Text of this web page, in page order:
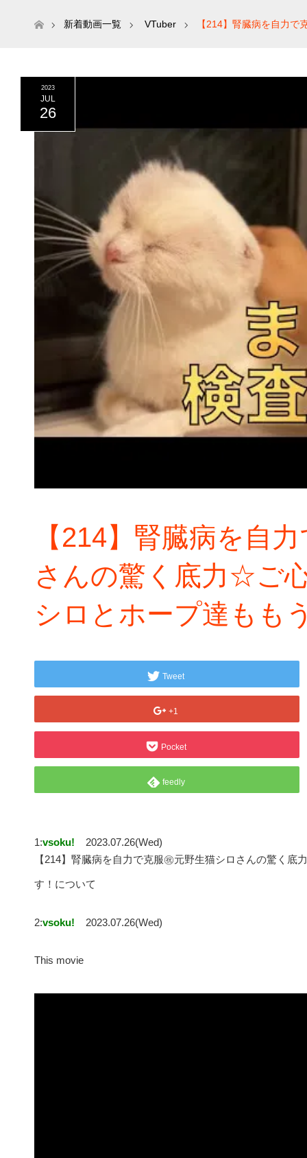
ホーム新着動画一覧 VTuber 【214】腎臓病を自力
2023
JUL
26
【214】腎臓病を自
さんの驚く底力☆ご
シロとホープ達もも
Tweet
+1
Pocket
feedly
1:vsoku!
2023.07.26(Wed)
【214】腎臓病を自力で克服㊗️元野生猫シロさんの驚く
す！について
2:vsoku! 2023.07.26(Wed)
This movie